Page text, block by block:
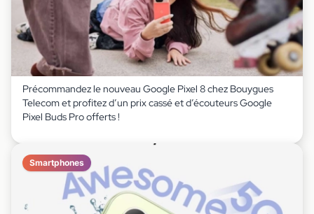
Précommandez le nouveau Google Pixel 8 chez Bouygues
Telecom et profitez d’un prix cassé et d’écouteurs Google
Pixel Buds Pro offerts !
Smartphones